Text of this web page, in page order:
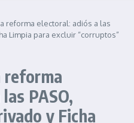
reforma electoral: adiós a las
Limpia para excluir “corruptos”
reforma
PASO,
y Ficha